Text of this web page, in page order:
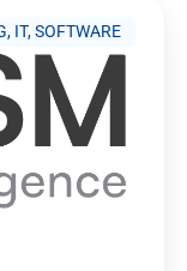
IT, SOFTWARE